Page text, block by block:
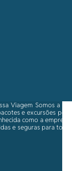
Viagem Somos a
e excursões
como a
e seguras para